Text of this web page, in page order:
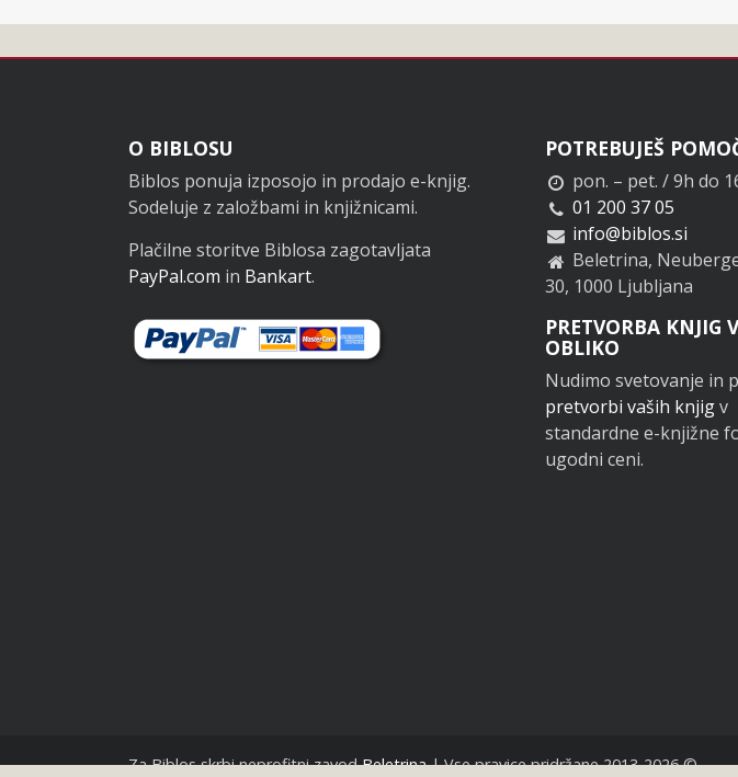
Noga
O BIBLOSU
Biblos ponuja izposojo in prodajo e-knjig.
Sodeluje z založbami in knjižnicami.
Plačilne storitve Biblosa zagotavljata
PayPal.com in Bankart.
POTREBUJEŠ
pon. – pet. / 9h do
01 200 37 05
info@biblos.si
Beletrina,
30, 1000 Ljubljana
PRETVORBA KNJIG
OBLIKO
Nudimo svetovanje in
pretvorbi vaših knjigv
standardne e-knjižne
ugodni ceni.
Za Biblos skrbi neprofitni zavodBeletrina| Vse pravice pridržane 2013-2026 ©